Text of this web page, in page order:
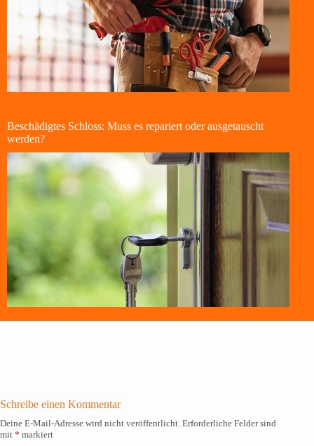
Beschädigtes Schloss: Muss es repariert oder ausgetauscht
werden?
Schreibe einen Kommentar
Deine E-Mail-Adresse wird nicht veröffentlicht. Erforderliche Felder sind
mit * markiert